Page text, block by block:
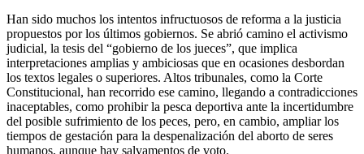
Han sido muchos los intentos infructuosos de reforma a la justicia
propuestos por los últimos gobiernos. Se abrió camino el activismo
judicial, la tesis del “gobierno de los jueces”, que implica
interpretaciones amplias y ambiciosas que en ocasiones desbordan
los textos legales o superiores. Altos tribunales, como la Corte
Constitucional, han recorrido ese camino, llegando a contradicciones
inaceptables, como prohibir la pesca deportiva ante la incertidumbre
del posible sufrimiento de los peces, pero, en cambio, ampliar los
tiempos de gestación para la despenalización del aborto de seres
humanos, aunque hay salvamentos de voto.